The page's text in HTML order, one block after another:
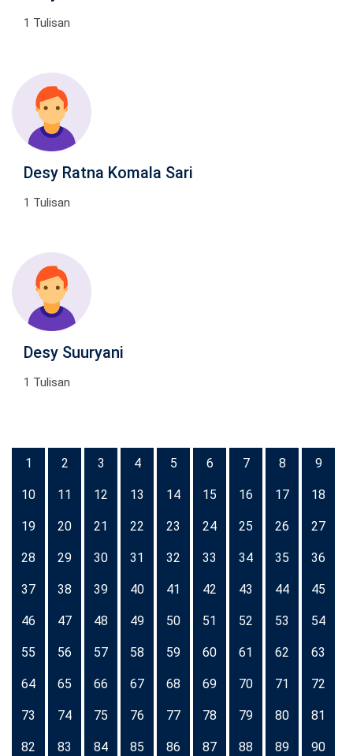
1 Tulisan
Desy Ratna Komala Sari
1 Tulisan
Desy Suuryani
1 Tulisan
1 2 3 4 5 6 7 8 9
10 11 12 13 14 15 16 17 18
19 20 21 22 23 24 25 26 27
28 29 30 31 32 33 34 35 36
37 38 39 40 41 42 43 44 45
46 47 48 49 50 51 52 53 54
55 56 57 58 59 60 61 62 63
64 65 66 67 68 69 70 71 72
73 74 75 76 77 78 79 80 81
82 83 84 85 86 87 88 89 90